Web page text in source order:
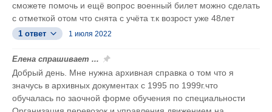
сможете помочь и ещё вопрос военный билет можно сделать
с отметкой отом что снята с учёта т.к возрост уже 48лет
1 ответ 1 июля 2022
Елена спрашивает ...
Добрый день. Мне нужна архивная справка о том что я
значусь в архивных документах с 1995 по 1999г.что
обучалась по заочной форме обучения по специальности